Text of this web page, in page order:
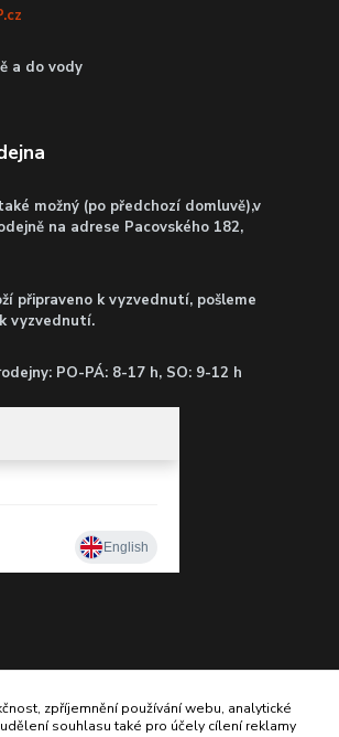
a do vody
možný (po předchozí domluvě),v
na adrese Pacovského 182,
připraveno k vyzvednutí, pošleme
vyzvednutí.
PO-PÁ: 8-17 h, SO: 9-12 h
zpříjemnění používání webu, analytické
souhlasu také pro účely cílení reklamy